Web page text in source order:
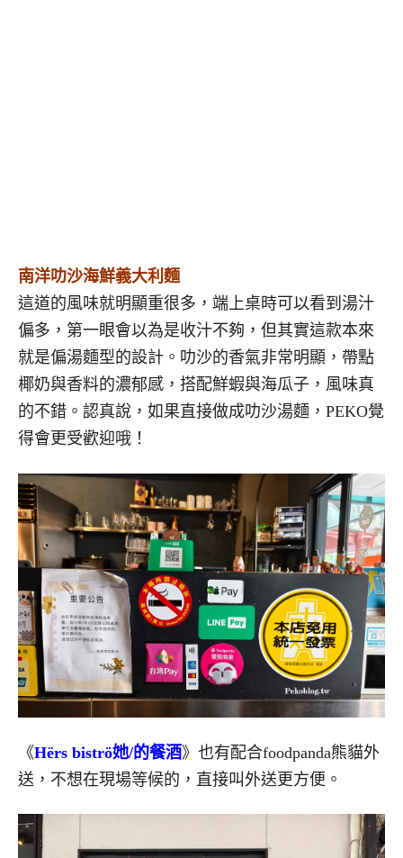
南洋叻沙海鮮義大利麵
這道的風味就明顯重很多，端上桌時可以看到湯汁
偏多，第一眼會以為是收汁不夠，但其實這款本來
就是偏湯麵型的設計。叻沙的香氣非常明顯，帶點
椰奶與香料的濃郁感，搭配鮮蝦與海瓜子，風味真
的不錯。認真說，如果直接做成叻沙湯麵，PEKO覺
得會更受歡迎哦！
《Hërs biströ她/的餐酒》也有配合foodpanda熊貓外
送，不想在現場等候的，直接叫外送更方便。